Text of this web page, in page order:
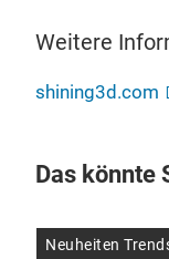
Weitere
shining3d.com
Das könnte
Neuheiten